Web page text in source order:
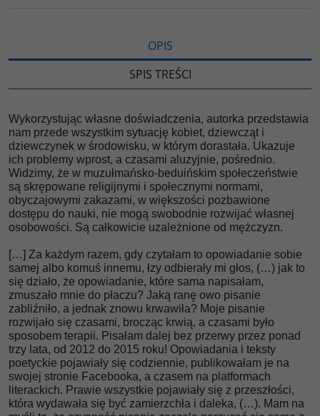
OPIS
SPIS TREŚCI
Wykorzystując własne doświadczenia, autorka przedstawia
nam przede wszystkim sytuację kobiet, dziewcząt i
dziewczynek w środowisku, w którym dorastała. Ukazuje
ich problemy wprost, a czasami aluzyjnie, pośrednio.
Widzimy, że w muzułmańsko-beduińskim społeczeństwie
są skrępowane religijnymi i społecznymi normami,
obyczajowymi zakazami, w większości pozbawione
dostępu do nauki, nie mogą swobodnie rozwijać własnej
osobowości. Są całkowicie uzależnione od mężczyzn.
[…] Za każdym razem, gdy czytałam to opowiadanie sobie
samej albo komuś innemu, łzy odbierały mi głos, (…) jak to
się działo, że opowiadanie, które sama napisałam,
zmuszało mnie do płaczu? Jaką ranę owo pisanie
zabliźniło, a jednak znowu krwawiła? Moje pisanie
rozwijało się czasami, brocząc krwią, a czasami było
sposobem terapii. Pisałam dalej bez przerwy przez ponad
trzy lata, od 2012 do 2015 roku! Opowiadania i teksty
poetyckie pojawiały się codziennie, publikowałam je na
swojej stronie Facebooka, a czasem na platformach
literackich. Prawie wszystkie pojawiały się z przeszłości,
która wydawała się być zamierzchła i daleka, (…). Mam na